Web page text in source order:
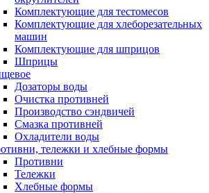
Комплектующие для тестомесов
Комплектующие для хлеборезательных
машин
Комплектующие для шприцов
Шприцы
Дозаторы воды
Очистка противней
Производство сэндвичей
Смазка противней
Охладители воды
тележки и хлебные формы
Противни
Тележки
Хлебные формы